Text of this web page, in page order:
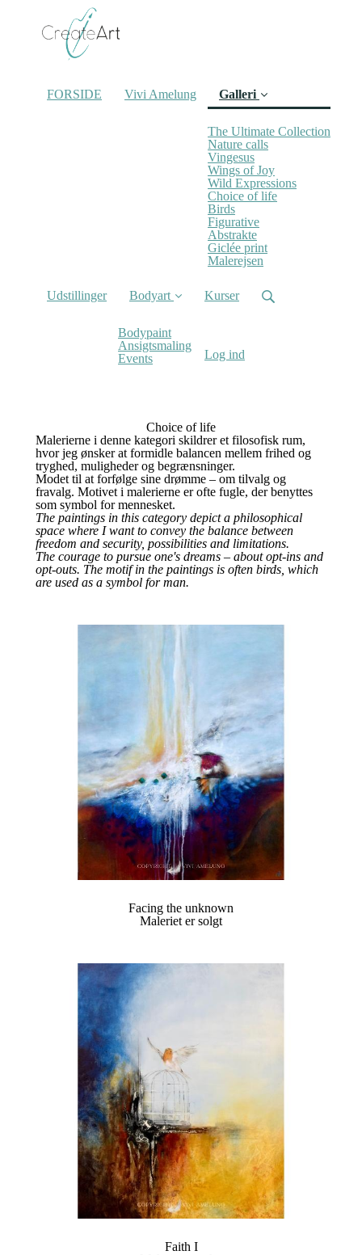
FORSIDE Vivi Amelung Galleri
The Ultimate Collection
Nature calls
Vingesus
Wings of Joy
Wild Expressions
Choice of life(current)
Birds
Figurative
Abstrakte
Giclée print
Malerejsen
Udstillinger Bodyart
Bodypaint
Ansigtsmaling
Events
Kurser
Log ind
Choice of life
Malerierne i denne kategori skildrer et filosofisk rum,
hvor jeg ønsker at formidle balancen mellem frihed og
tryghed, muligheder og begrænsninger.
Modet til at forfølge sine drømme – om tilvalg og
fravalg. Motivet i malerierne er ofte fugle, der benyttes
som symbol for mennesket.
The paintings in this category depict a philosophical
space where I want to convey the balance between
freedom and security, possibilities and limitations.
The courage to pursue one's dreams – about opt-ins and
opt-outs. The motif in the paintings is often birds, which
are used as a symbol for man.
Facing the unknown
Maleriet er solgt
Faith I